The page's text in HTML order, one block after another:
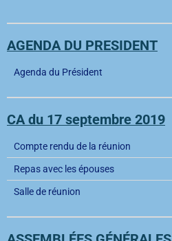
AGENDA DU PRESIDENT
Agenda du Président
CA du 17 septembre 2019
Compte rendu de la réunion
Repas avec les épouses
Salle de réunion